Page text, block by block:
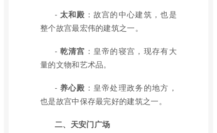
- 太和殿 ：故宫的中心建筑，也是
整个故宫最宏伟的建筑之一。
- 乾清宫 ：皇帝的寝宫，现存有大
量的文物和艺术品。
- 养心殿 ：皇帝处理政务的地方，
也是故宫中保存最完好的建筑之一。
二、天安门广场